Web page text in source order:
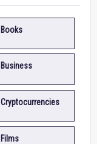
Books
Business
Cryptocurrencies
Films